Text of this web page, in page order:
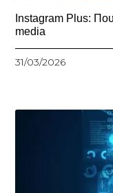
Instagram Plus: Που
media
31/03/2026